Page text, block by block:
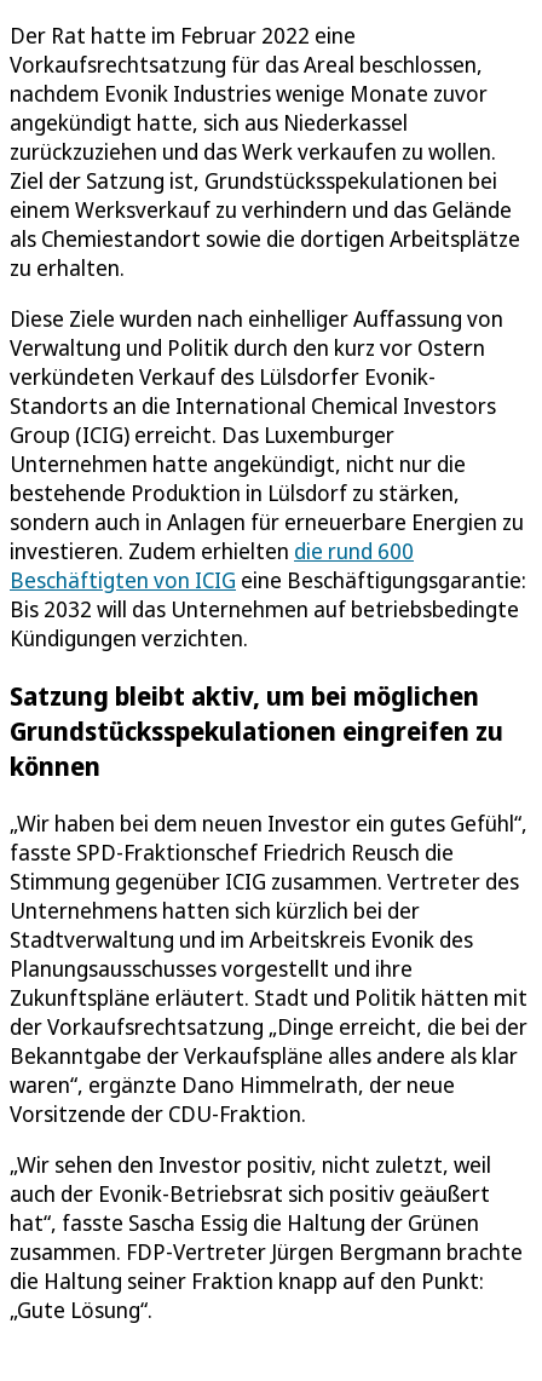
Der Rat hatte im Februar 2022 eine
Vorkaufsrechtsatzung für das Areal beschlossen,
nachdem Evonik Industries wenige Monate zuvor
angekündigt hatte, sich aus Niederkassel
zurückzuziehen und das Werk verkaufen zu wollen.
Ziel der Satzung ist, Grundstücksspekulationen bei
einem Werksverkauf zu verhindern und das Gelände
als Chemiestandort sowie die dortigen Arbeitsplätze
zu erhalten.
Diese Ziele wurden nach einhelliger Auffassung von
Verwaltung und Politik durch den kurz vor Ostern
verkündeten Verkauf des Lülsdorfer Evonik-
Standorts an die International Chemical Investors
Group (ICIG) erreicht. Das Luxemburger
Unternehmen hatte angekündigt, nicht nur die
bestehende Produktion in Lülsdorf zu stärken,
sondern auch in Anlagen für erneuerbare Energien zu
investieren. Zudem erhielten die rund 600
Beschäftigten von ICIG eine Beschäftigungsgarantie:
Bis 2032 will das Unternehmen auf betriebsbedingte
Kündigungen verzichten.
Satzung bleibt aktiv, um bei möglichen
Grundstücksspekulationen eingreifen zu
können
„Wir haben bei dem neuen Investor ein gutes Gefühl“,
fasste SPD-Fraktionschef Friedrich Reusch die
Stimmung gegenüber ICIG zusammen. Vertreter des
Unternehmens hatten sich kürzlich bei der
Stadtverwaltung und im Arbeitskreis Evonik des
Planungsausschusses vorgestellt und ihre
Zukunftspläne erläutert. Stadt und Politik hätten mit
der Vorkaufsrechtsatzung „Dinge erreicht, die bei der
Bekanntgabe der Verkaufspläne alles andere als klar
waren“, ergänzte Dano Himmelrath, der neue
Vorsitzende der CDU-Fraktion.
„Wir sehen den Investor positiv, nicht zuletzt, weil
auch der Evonik-Betriebsrat sich positiv geäußert
hat“, fasste Sascha Essig die Haltung der Grünen
zusammen. FDP-Vertreter Jürgen Bergmann brachte
die Haltung seiner Fraktion knapp auf den Punkt:
„Gute Lösung“.